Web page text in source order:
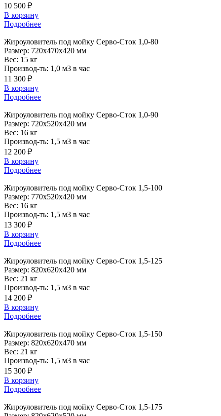
10 500 ₽
В корзину
Подробнее
Жироуловитель под мойку Серво-Сток 1,0-80
Размер: 720x470x420 мм
Вес: 15 кг
Производ-ть: 1,0 м3 в час
11 300 ₽
В корзину
Подробнее
Жироуловитель под мойку Серво-Сток 1,0-90
Размер: 720x520x420 мм
Вес: 16 кг
Производ-ть: 1,5 м3 в час
12 200 ₽
В корзину
Подробнее
Жироуловитель под мойку Серво-Сток 1,5-100
Размер: 770x520x420 мм
Вес: 16 кг
Производ-ть: 1,5 м3 в час
13 300 ₽
В корзину
Подробнее
Жироуловитель под мойку Серво-Сток 1,5-125
Размер: 820x620x420 мм
Вес: 21 кг
Производ-ть: 1,5 м3 в час
14 200 ₽
В корзину
Подробнее
Жироуловитель под мойку Серво-Сток 1,5-150
Размер: 820x620x470 мм
Вес: 21 кг
Производ-ть: 1,5 м3 в час
15 300 ₽
В корзину
Подробнее
Жироуловитель под мойку Серво-Сток 1,5-175